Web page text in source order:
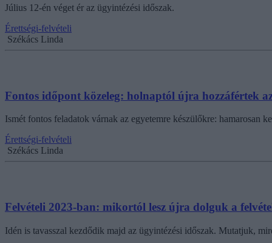
Július 12-én véget ér az ügyintézési időszak.
Érettségi-felvételi
Székács Linda
Fontos időpont közeleg: holnaptól újra hozzáfértek
Ismét fontos feladatok várnak az egyetemre készülőkre: hamarosan
Érettségi-felvételi
Székács Linda
Felvételi 2023-ban: mikortól lesz újra dolguk a
Idén is tavasszal kezdődik majd az ügyintézési időszak. Mutatjuk,